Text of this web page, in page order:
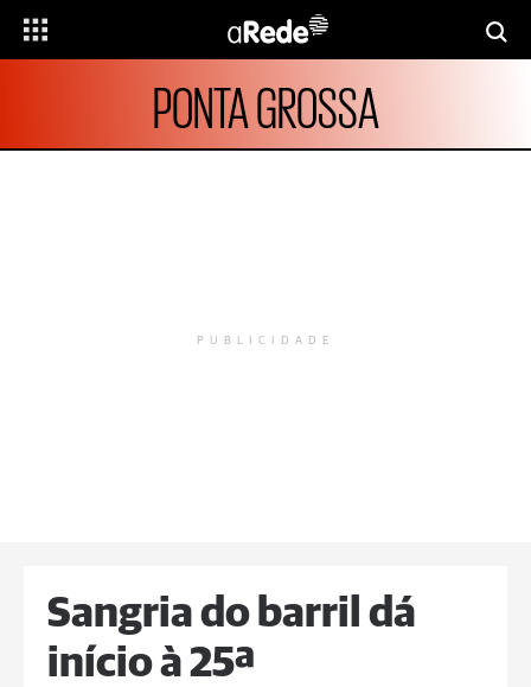
PONTA GROSSA
PUBLICIDADE
Sangria do barril dá
início à 25ª